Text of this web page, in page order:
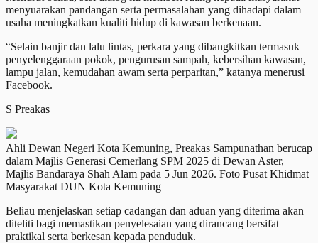
menyuarakan pandangan serta permasalahan yang dihadapi dalam
usaha meningkatkan kualiti hidup di kawasan berkenaan.
“Selain banjir dan lalu lintas, perkara yang dibangkitkan termasuk
penyelenggaraan pokok, pengurusan sampah, kebersihan kawasan,
lampu jalan, kemudahan awam serta perparitan,” katanya menerusi
Facebook.
S Preakas
Ahli Dewan Negeri Kota Kemuning, Preakas Sampunathan berucap
dalam Majlis Generasi Cemerlang SPM 2025 di Dewan Aster,
Majlis Bandaraya Shah Alam pada 5 Jun 2026. Foto Pusat Khidmat
Masyarakat DUN Kota Kemuning
Beliau menjelaskan setiap cadangan dan aduan yang diterima akan
diteliti bagi memastikan penyelesaian yang dirancang bersifat
praktikal serta berkesan kepada penduduk.